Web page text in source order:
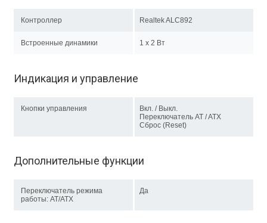
Контроллер Realtek ALC892
Встроенные динамики 1 х 2 Вт
Индикация и управление
Кнопки управления
Вкл. / Выкл.
Переключатель AT / ATX
Сброс (Reset)
Дополнительные функции
Переключатель режима
работы: AT/ATX
Да